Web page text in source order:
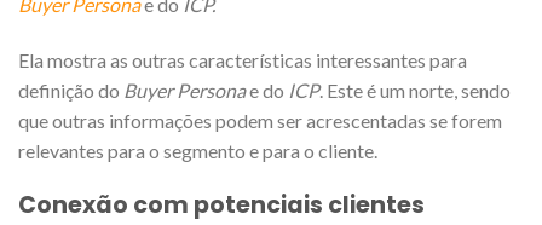
Ela mostra as outras características interessantes para
definição do Buyer Personae do ICP. Este é um norte, sendo
que outras informações podem ser acrescentadas se forem
relevantes para o segmento e para o cliente.
Conexão com potenciais clientes